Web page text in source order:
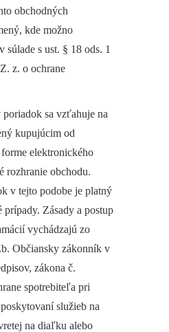
obchodných
kde možno
s ust. § 18 ods. 1
z. o ochrane
sa vzťahuje na
kupujúcim od
elektronického
rozhranie obchodu.
v tejto podobe je platný
prípady. Zásady a postup
vychádzajú zo
Občiansky zákonník v
zákona č.
spotrebiteľa pri
služieb na
na diaľku alebo